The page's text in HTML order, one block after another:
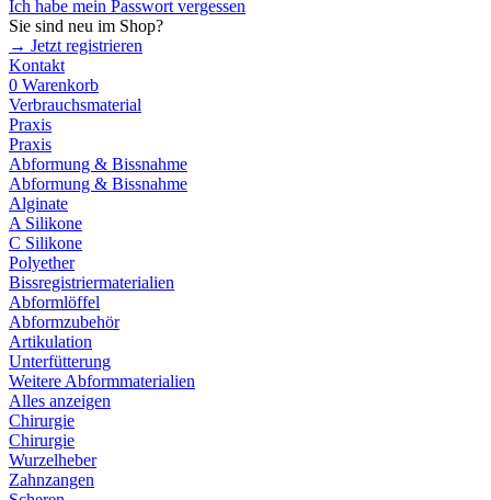
Ich habe mein Passwort vergessen
Sie sind neu im Shop?
→ Jetzt registrieren
Kontakt
0 Warenkorb
Verbrauchsmaterial
Praxis
Praxis
Abformung & Bissnahme
Abformung & Bissnahme
Alginate
A Silikone
C Silikone
Polyether
Bissregistriermaterialien
Abformlöffel
Abformzubehör
Artikulation
Unterfütterung
Weitere Abformmaterialien
Alles anzeigen
Chirurgie
Chirurgie
Wurzelheber
Zahnzangen